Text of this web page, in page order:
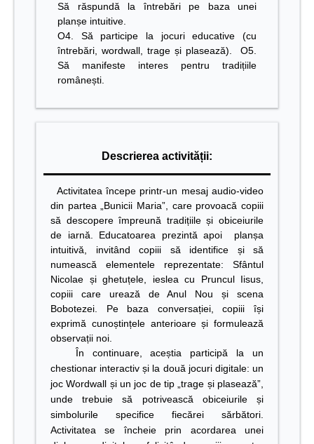
Să răspundă la întrebări pe baza unei
planșe intuitive.
O4. Să participe la jocuri educative (cu
întrebări, wordwall, trage și plasează). O5.
Să manifeste interes pentru tradițiile
românești.
Descrierea activității:
Activitatea începe printr-un mesaj audio-video
din partea „Bunicii Maria”, care provoacă copiii
să descopere împreună tradițiile și obiceiurile
de iarnă. Educatoarea prezintă apoi planșa
intuitivă, invitând copiii să identifice și să
numească elementele reprezentate: Sfântul
Nicolae și ghetuțele, ieslea cu Pruncul Iisus,
copiii care urează de Anul Nou și scena
Bobotezei. Pe baza conversației, copiii își
exprimă cunoștințele anterioare și formulează
observații noi.
În continuare, aceștia participă la un
chestionar interactiv și la două jocuri digitale: un
joc Wordwall și un joc de tip „trage și plasează”,
unde trebuie să potrivească obiceiurile și
simbolurile specifice fiecărei sărbători.
Activitatea se încheie prin acordarea unei